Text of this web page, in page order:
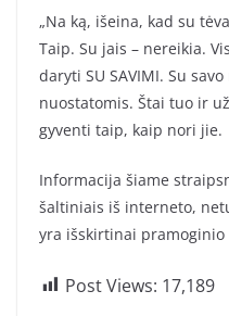
„Na ką, išeina, kad su
Taip. Su jais – nereikia.
daryti SU SAVIMI. Su
nuostatomis. Štai tuo ir
gyventi taip, kaip nori jie.
Informacija šiame
šaltiniais iš interneto,
yra išskirtinai pramoginio
Post Views: 17,189